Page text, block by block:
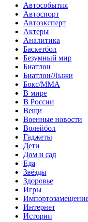
Автособытия
Автоспорт
Автоэксперт
Актеры
Аналитика
Баскетбол
Безумный мир
Биатлон
Биатлон/Лыжи
Бокс/MMA
В мире
В России
Вещи
Военные новости
Волейбол
Гаджеты
Дети
Дом и сад
Еда
Звёзды
Здоровье
Игры
Интернет
Истории